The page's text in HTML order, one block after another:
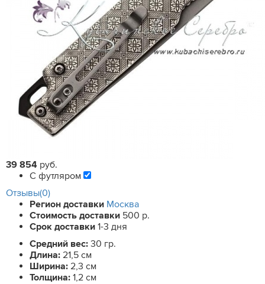
39 854 руб.
С футляром
Отзывы(0)
Регион доставки Москва
Стоимость доставки 500 р.
Срок доставки 1-3 дня
Средний вес: 30 гр.
Длина: 21,5 см
Ширина: 2,3 см
Толщина: 1,2 см